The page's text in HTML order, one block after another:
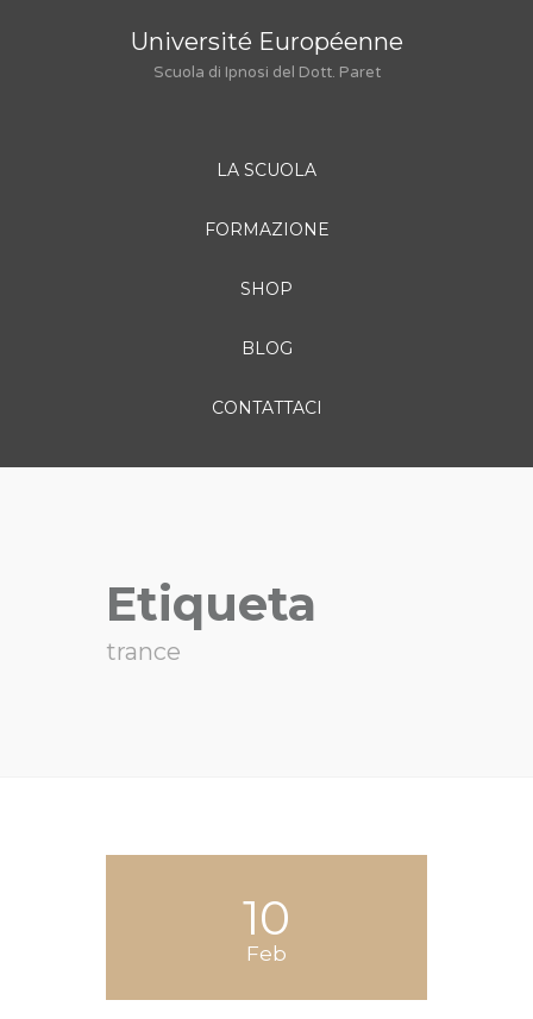
Université Européenne
Scuola di Ipnosi del Dott. Paret
LA SCUOLA
FORMAZIONE
SHOP
BLOG
CONTATTACI
Etiqueta
trance
10
Feb